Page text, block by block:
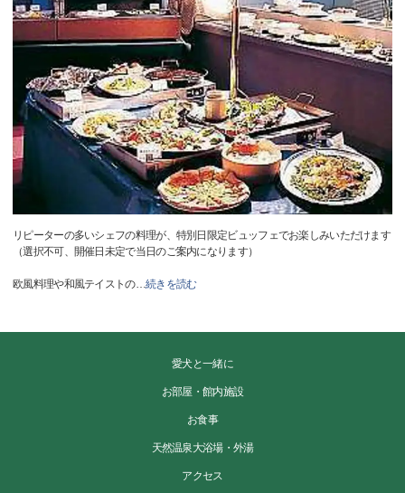
リピーターの多いシェフの料理が、特別日限定ビュッフェでお楽しみいただけます
（選択不可、開催日未定で当日のご案内になります）
欧風料理や和風テイストの…続きを読む
愛犬と一緒に
お部屋・館内施設
お食事
天然温泉大浴場・外湯
アクセス